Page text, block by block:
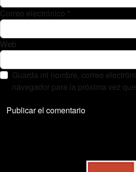
Correo electrónico *
Web
Guarda mi nombre, correo
navegador para la próxima vez